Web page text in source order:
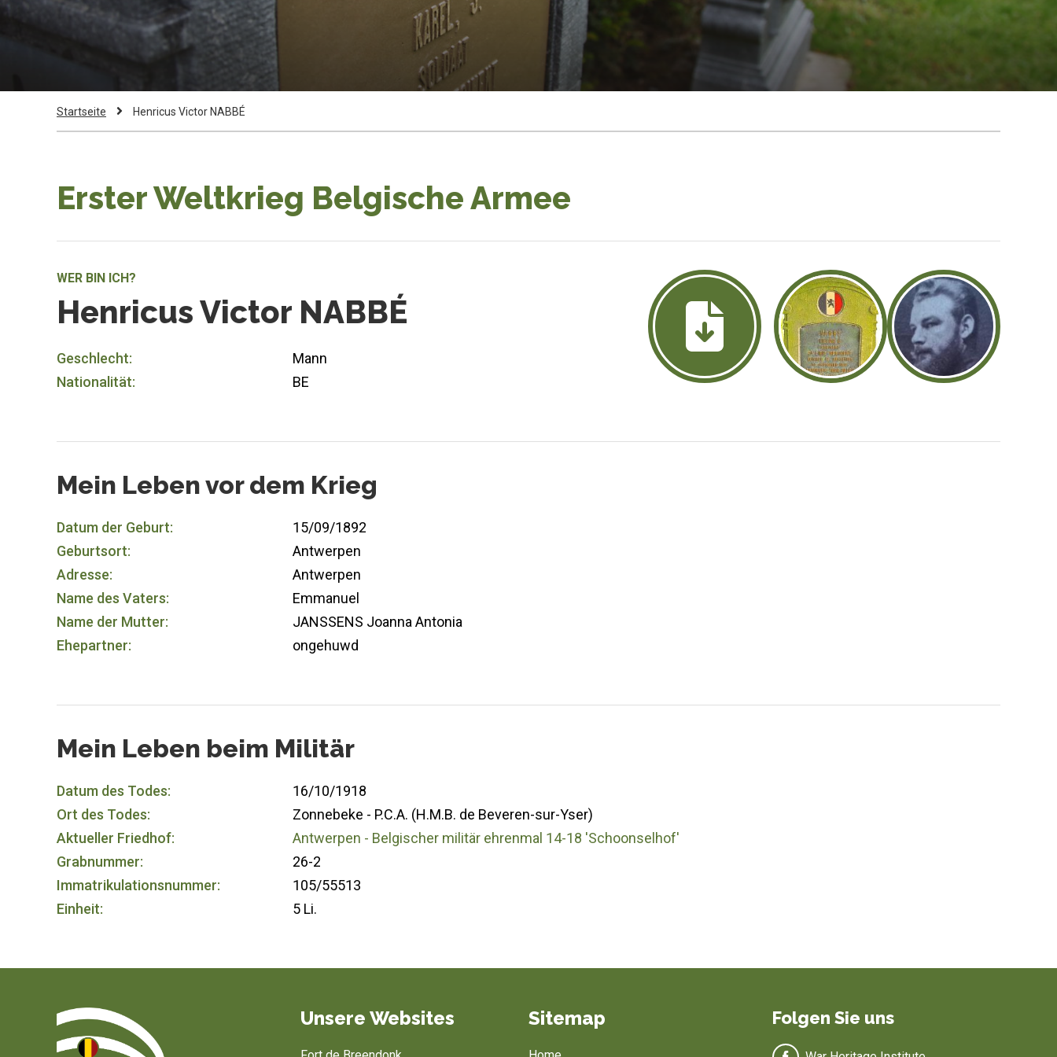
Pfadnavigation
Startseite
Current
Henricus Victor NABBÉ
Erster Weltkrieg Belgische Armee
WER BIN ICH?
Henricus Victor NABBÉ
Geschlecht:
Mann
Nationalität:
BE
Mein Leben vor dem Krieg
Datum der Geburt:
15/09/1892
Geburtsort:
Antwerpen
Adresse:
Antwerpen
Name des Vaters:
Emmanuel
Name der Mutter:
JANSSENS Joanna Antonia
Ehepartner:
ongehuwd
Mein Leben beim Militär
Datum des Todes:
16/10/1918
Ort des Todes:
Zonnebeke - P.C.A. (H.M.B. de Beveren-sur-Yser)
Aktueller Friedhof:
Antwerpen - Belgischer militär ehrenmal 14-18 'Schoonselhof'
Grabnummer:
26-2
Immatrikulationsnummer:
105/55513
Einheit:
5 Li.
Unsere Websites Sitemap Folgen Sie uns